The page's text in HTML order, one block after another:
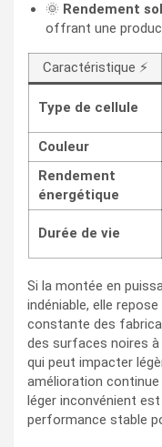
🌞 Rendement
offrant une
Caractéristique ⚡
Type de cellule
Couleur
Rendement
énergétique
Durée de vie
Si la montée en
indéniable, elle
constante des
des surfaces noires à
qui peut impacter
amélioration
léger inconvénient
performance stable